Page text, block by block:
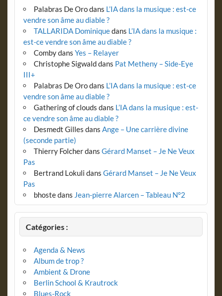
Palabras De Orodans L’IA dans la musique : est-ce
vendre son âme au diable ?
TALLARIDA Dominiquedans L’IA dans la musique :
est-ce vendre son âme au diable ?
Combydans Yes – Relayer
Christophe Sigwalddans Pat Metheny – Side-Eye
III+
Palabras De Orodans L’IA dans la musique : est-ce
vendre son âme au diable ?
Gathering of clouds dans L’IA dans la musique : est-
ce vendre son âme au diable ?
Desmedt Gilles dans Ange – Une carrière divine
(seconde partie)
Thierry Folcherdans Gérard Manset – Je Ne Veux
Pas
Bertrand Lokuli dans Gérard Manset – Je Ne Veux
Pas
bhostedans Jean-pierre Alarcen – Tableau N°2
Catégories :
Agenda & News
Album de trop ?
Ambient & Drone
Berlin School & Krautrock
Blues-Rock